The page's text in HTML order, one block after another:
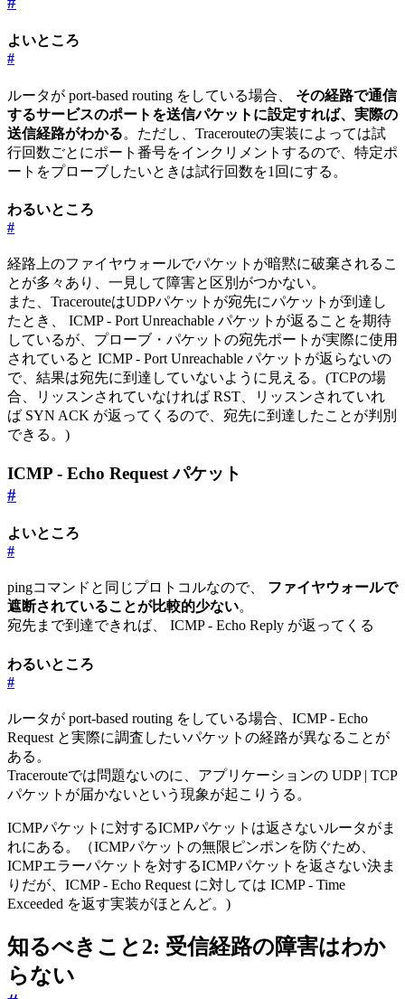
よいところ
#
ルータが port-based routing をしている場合、 その経路で通信
するサービスのポートを送信パケットに設定すれば、実際の
送信経路がわかる。ただし、Tracerouteの実装によっては試
行回数ごとにポート番号をインクリメントするので、特定ポ
ートをプローブしたいときは試行回数を1回にする。
わるいところ
#
経路上のファイヤウォールでパケットが暗黙に破棄されるこ
とが多々あり、一見して障害と区別がつかない。
また、TracerouteはUDPパケットが宛先にパケットが到達し
たとき、 ICMP - Port Unreachable パケットが返ることを期待
しているが、プローブ・パケットの宛先ポートが実際に使用
されていると ICMP - Port Unreachable パケットが返らないの
で、結果は宛先に到達していないように見える。(TCPの場
合、リッスンされていなければ RST、リッスンされていれ
ば SYN ACK が返ってくるので、宛先に到達したことが判別
できる。)
ICMP - Echo Request パケット
#
よいところ
#
pingコマンドと同じプロトコルなので、 ファイヤウォールで
遮断されていることが比較的少ない。
宛先まで到達できれば、 ICMP - Echo Reply が返ってくる
わるいところ
#
ルータが port-based routing をしている場合、ICMP - Echo
Request と実際に調査したいパケットの経路が異なることが
ある。
Tracerouteでは問題ないのに、アプリケーションの UDP | TCP
パケットが届かないという現象が起こりうる。
ICMPパケットに対するICMPパケットは返さないルータがま
れにある。（ICMPパケットの無限ピンポンを防ぐため、
ICMPエラーパケットを対するICMPパケットを返さない決ま
りだが、ICMP - Echo Request に対しては ICMP - Time
Exceeded を返す実装がほとんど。)
知るべきこと2: 受信経路の障害はわか
らない